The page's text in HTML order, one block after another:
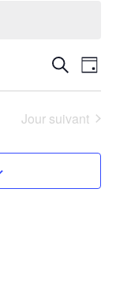
et
de
Recherche
de
Jour
Jour suivant